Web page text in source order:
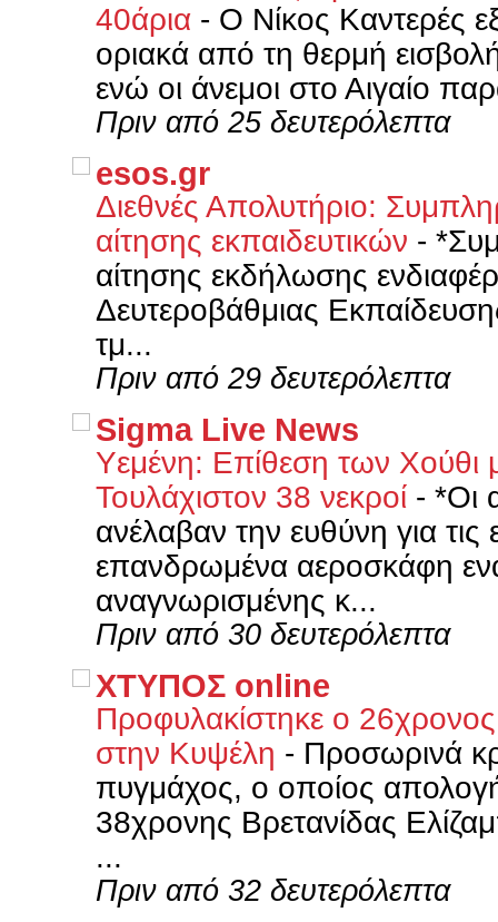
40άρια - Ο Νίκος Καντερές
οριακά από τη θερμή
ενώ οι άνεμοι στο Αιγαίο
Πριν από 25 δευτερόλεπτα
esos.gr
Διεθνές Απολυτήριο:
αίτησης εκπαιδευτικών -
αίτησης εκδήλωσης
Δευτεροβάθμιας
τμ...
Πριν από 29 δευτερόλεπτα
Sigma Live News
Υεμένη: Επίθεση των Χούθι
Τουλάχιστον 38 νεκροί - *Οι
ανέλαβαν την ευθύνη για
επανδρωμένα αεροσκάφη
αναγνωρισμένης κ...
Πριν από 30 δευτερόλεπτα
XΤΥΠΟΣ online
Προφυλακίστηκε ο
στην Κυψέλη - Προσωρινά
πυγμάχος, ο οποίος
38χρονης Βρετανίδας
...
Πριν από 32 δευτερόλεπτα